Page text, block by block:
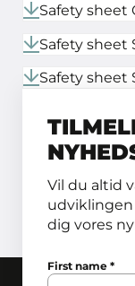
Safety sheet
Safety sheet
Safety sheet
Vil du altid
udviklingen
dig vores
First name*